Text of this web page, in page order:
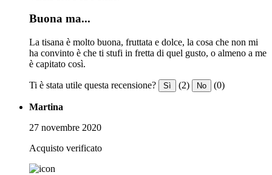
Buona ma...
La tisana è molto buona, fruttata e dolce, la cosa che non mi
ha convinto è che ti stufi in fretta di quel gusto, o almeno a me
è capitato così.
Ti è stata utile questa recensione? Sì (2) No (0)
Martina
27 novembre 2020
Acquisto verificato